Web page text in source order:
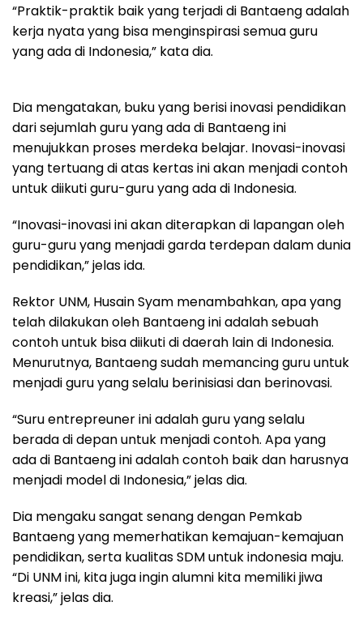
“Praktik-praktik baik yang terjadi di Bantaeng adalah
kerja nyata yang bisa menginspirasi semua guru
yang ada di Indonesia,” kata dia.
Dia mengatakan, buku yang berisi inovasi pendidikan
dari sejumlah guru yang ada di Bantaeng ini
menujukkan proses merdeka belajar. Inovasi-inovasi
yang tertuang di atas kertas ini akan menjadi contoh
untuk diikuti guru-guru yang ada di Indonesia.
“Inovasi-inovasi ini akan diterapkan di lapangan oleh
guru-guru yang menjadi garda terdepan dalam dunia
pendidikan,” jelas ida.
Rektor UNM, Husain Syam menambahkan, apa yang
telah dilakukan oleh Bantaeng ini adalah sebuah
contoh untuk bisa diikuti di daerah lain di Indonesia.
Menurutnya, Bantaeng sudah memancing guru untuk
menjadi guru yang selalu berinisiasi dan berinovasi.
“Suru entrepreuner ini adalah guru yang selalu
berada di depan untuk menjadi contoh. Apa yang
ada di Bantaeng ini adalah contoh baik dan harusnya
menjadi model di Indonesia,” jelas dia.
Dia mengaku sangat senang dengan Pemkab
Bantaeng yang memerhatikan kemajuan-kemajuan
pendidikan, serta kualitas SDM untuk indonesia maju.
“Di UNM ini, kita juga ingin alumni kita memiliki jiwa
kreasi,” jelas dia.